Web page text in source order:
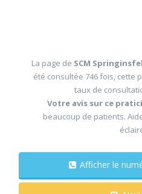
La page de SCM
été consultée 746 fois, cette
taux de
Votre avis sur ce
beaucoup de patients.